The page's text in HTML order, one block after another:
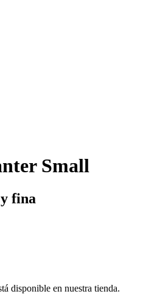
Small
fina
disponible en nuestra tienda.